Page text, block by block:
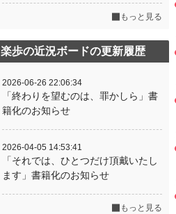
もっと見る
楽歩の近況ボードの更新履歴
2026-06-26 22:06:34
「終わりを望むのは、罪かしら」書
籍化のお知らせ
2026-04-05 14:53:41
「それでは、ひとつだけ頂戴いたし
ます」書籍化のお知らせ
もっと見る